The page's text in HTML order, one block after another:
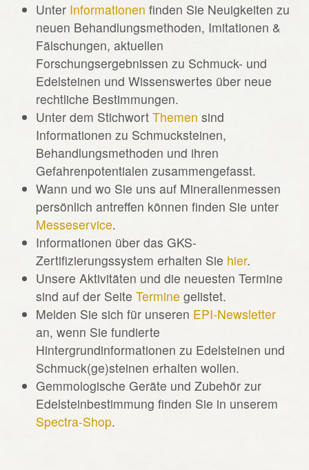
Unter Informationen finden Sie Neuigkeiten zu
neuen Behandlungsmethoden, Imitationen &
Fälschungen, aktuellen
Forschungsergebnissen zu Schmuck- und
Edelsteinen und Wissenswertes über neue
rechtliche Bestimmungen.
Unter dem Stichwort Themen sind
Informationen zu Schmucksteinen,
Behandlungsmethoden und ihren
Gefahrenpotentialen zusammengefasst.
Wann und wo Sie uns auf Mineralienmessen
persönlich antreffen können finden Sie unter
Messeservice.
Informationen über das GKS-
Zertifizierungssystem erhalten Sie hier.
Unsere Aktivitäten und die neuesten Termine
sind auf der Seite Termine gelistet.
Melden Sie sich für unseren EPI-Newsletter
an, wenn Sie fundierte
Hintergrundinformationen zu Edelsteinen und
Schmuck(ge)steinen erhalten wollen.
Gemmologische Geräte und Zubehör zur
Edelsteinbestimmung finden Sie in unserem
Spectra-Shop.